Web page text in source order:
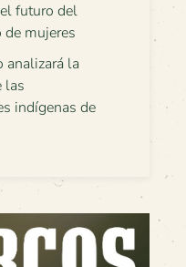
futuro del
mujeres
analizará la
las
indígenas de